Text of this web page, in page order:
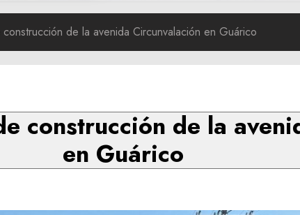
de la avenida Circunvalación en Guárico
construcción de la
en Guárico